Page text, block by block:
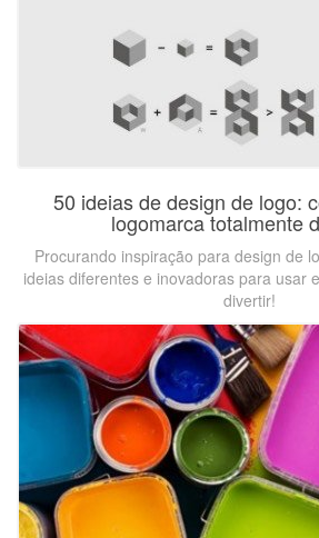
50 ideias de design de logo:
logomarca totalmente
Procurando inspiração para design de
ideias diferentes e inovadoras para usar
divertir!